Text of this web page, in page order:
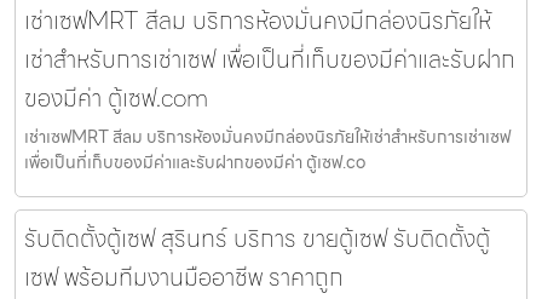
เช่าเซฟMRT สีลม บริการห้องมั่นคงมีกล่องนิรภัยให้
เช่าสำหรับการเช่าเซฟ เพื่อเป็นที่เก็บของมีค่าและรับฝาก
ของมีค่า ตู้เซฟ.com
เช่าเซฟMRT สีลม บริการห้องมั่นคงมีกล่องนิรภัยให้เช่าสำหรับการเช่าเซฟ
เพื่อเป็นที่เก็บของมีค่าและรับฝากของมีค่า ตู้เซฟ.co
รับติดตั้งตู้เซฟ สุรินทร์ บริการ ขายตู้เซฟ รับติดตั้งตู้
เซฟ พร้อมทีมงานมืออาชีพ ราคาถูก